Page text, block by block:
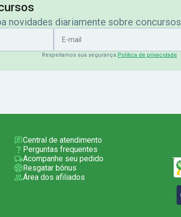
novidades diariamente sobre concursos
Respeitamos sua segurança.Política de privacidade
Central de atendimento
Perguntas frequentes
Acompanhe seu pedido
Resgatar bônus
Área dos afiliados